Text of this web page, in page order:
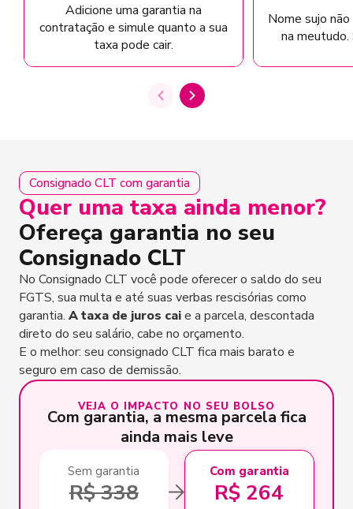
Adicione uma garantia na
contratação e simule quanto a sua
taxa pode cair.
Nome sujo
na
Consignado CLT com garantia
Quer uma taxa ainda menor?
Ofereça garantia no seu
Consignado CLT
No Consignado CLT você pode oferecer o saldo do seu
FGTS, sua multa e até suas verbas rescisórias como
garantia. A taxa de juros caie a parcela, descontada
direto do seu salário, cabe no orçamento.
E o melhor: seu consignado CLT fica mais barato e
seguro em caso de demissão.
VEJA O IMPACTO NO SEU BOLSO
Com garantia, a mesma parcela fica
ainda mais leve
Sem garantia
R$ 338
Com garantia
R$ 264